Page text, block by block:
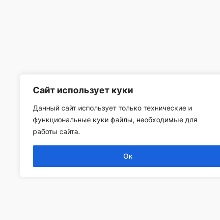
Сайт использует куки
Данный сайт использует только технические и
функциональные куки файлы, необходимые для
работы сайта.
Ок